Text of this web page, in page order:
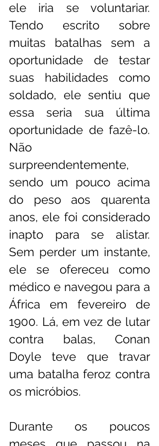
ele iria se voluntariar.
Tendo escrito sobre
muitas batalhas sem a
oportunidade de testar
suas habilidades como
soldado, ele sentiu que
essa seria sua última
oportunidade de fazê-lo.
Não
surpreendentemente,
sendo um pouco acima
do peso aos quarenta
anos, ele foi considerado
inapto para se alistar.
Sem perder um instante,
ele se ofereceu como
médico e navegou para a
África em fevereiro de
1900. Lá, em vez de lutar
contra balas, Conan
Doyle teve que travar
uma batalha feroz contra
os micróbios.
Durante os poucos